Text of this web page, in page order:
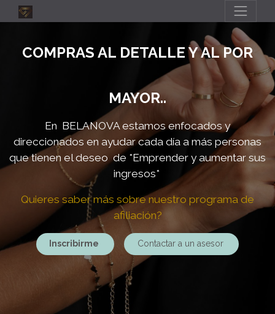
COMPRAS AL DETALLE Y AL POR
MAYOR..
En BELANOVA estamos enfocados y
direccionados en ayudar cada día a más personas
que tienen el deseo de *Emprender y aumentar sus
ingresos*
Quieres saber más sobre nuestro programa de
afiliación?
Inscribirme Contactar a un asesor